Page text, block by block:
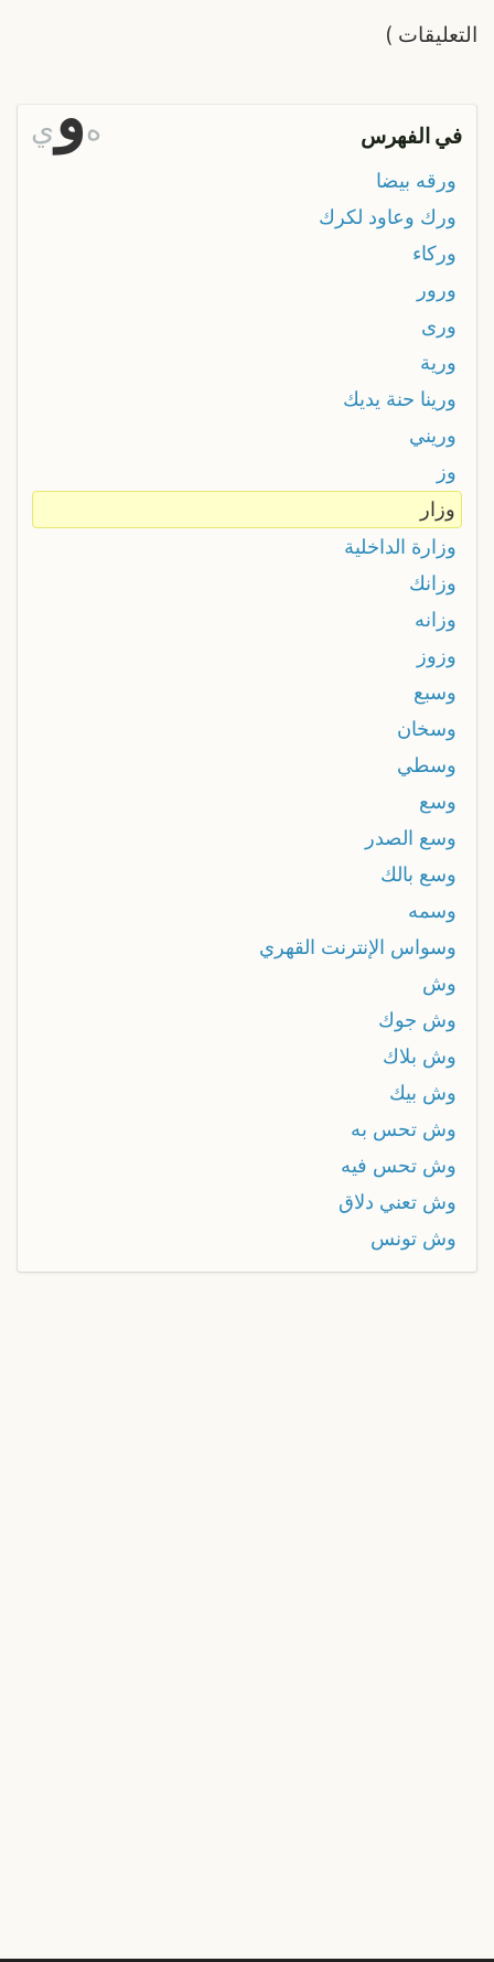
التعليقات )
في الفهرس هو ي
ورقه بيضا
ورك وعاود لكرك
وركاء
ورور
ورى
ورية
ورينا حنة يديك
وريني
وز
وزار
وزارة الداخلية
وزانك
وزانه
وزوز
وسبع
وسخان
وسطي
وسع
وسع الصدر
وسع بالك
وسمه
وسواس الإنترنت القهري
وش
وش جوك
وش بلاك
وش بيك
وش تحس به
وش تحس فيه
وش تعني دلاق
وش تونس